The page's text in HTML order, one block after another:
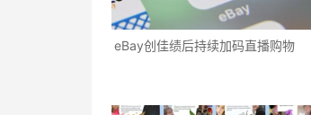
eBay创佳绩后持续加码直播购物